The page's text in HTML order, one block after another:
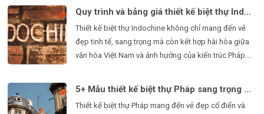
báo giá chi tiết từng hạng mục rẻ nhất, tối ưu chi phí
cho khách hàng.
Quy trình và bảng giá thiết kế biệt thự Indochine
Thiết kế biệt thự Indochine không chỉ mang đến vẻ
đẹp tinh tế, sang trọng mà còn kết hợp hài hòa giữa
văn hóa Việt Nam và ảnh hưởng của kiến trúc Pháp.
trình thiết kế, bảng giá, cũng như những điểm nổi bật
5+ Mẫu thiết kế biệt thự Pháp sang trọng nhất năm 2025
Thiết kế biệt thự Pháp mang đến vẻ đẹp cổ điển và